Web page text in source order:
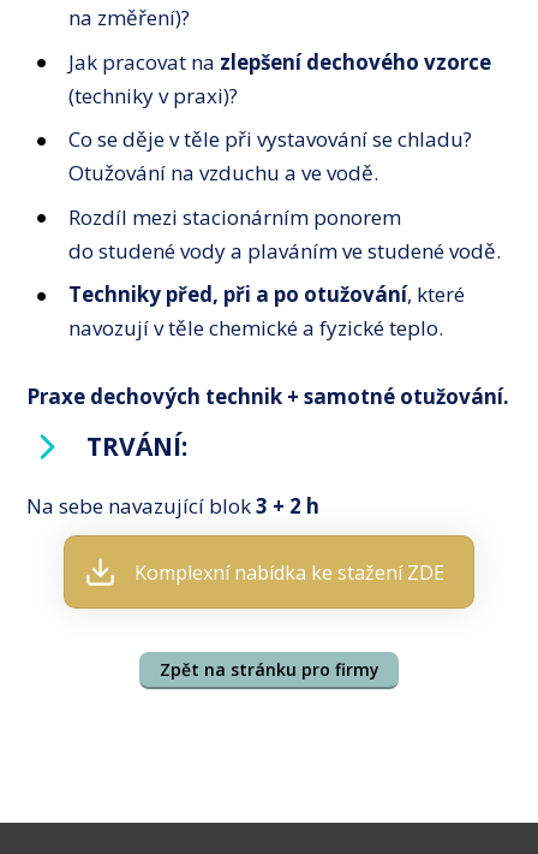
na změření)?
Jak pracovat na zlepšení dechového vzorce
(techniky v praxi)?
Co se děje v těle při vystavování se chladu?
Otužování na vzduchu a ve vodě.
Rozdíl mezi stacionárním ponorem
do studené vody a plaváním ve studené vodě.
Techniky před, při a po otužování, které
navozují v těle chemické a fyzické teplo.
Praxe dechových technik + samotné otužování.
TRVÁNÍ:
Na sebe navazující blok3 + 2 h
Komplexní nabídka ke stažení ZDE
Zpět na stránku pro firmy